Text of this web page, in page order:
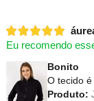
Eu recomendo
Bonito
O tecido
Produto: